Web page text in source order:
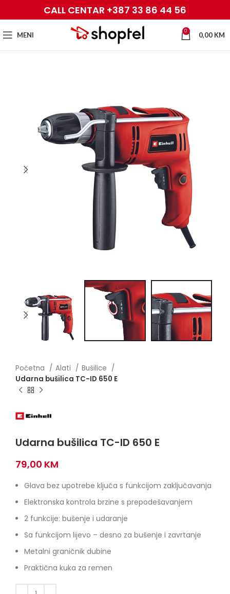
CALL CENTAR +387 33 86 44 56
MENI 0 0,00 KM
Početna Alati
Bušilice
Udarna bušilica TC-ID 650 E
Udarna bušilica TC-ID 650 E
79,00 KM
Glava bez upotrebe ključa s funkcijom zaključavanja
Elektronska kontrola brzine s prepodešavanjem
2 funkcije: bušenje i udaranje
Sa funkcijom lijevo – desno za bušenje i zavrtanje
Metalni graničnik dubine
Praktična kuka za remen